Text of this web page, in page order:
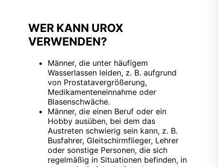
WER KANN UROX
VERWENDEN?
Männer, die unter häufigem
Wasserlassen leiden, z. B. aufgrund
von Prostatavergrößerung,
Medikamenteneinnahme oder
Blasenschwäche.
Männer, die einen Beruf oder ein
Hobby ausüben, bei dem das
Austreten schwierig sein kann, z. B.
Busfahrer, Gleitschirmflieger, Lehrer
oder sonstige Personen, die sich
regelmäßig in Situationen befinden, in